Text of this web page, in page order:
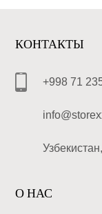
КОНТАКТЫ
+998 71
О НАС